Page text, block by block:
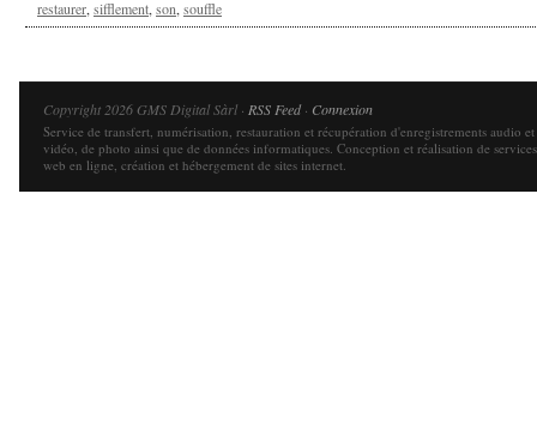
restaurer, sifflement, son, souffle
Copyright 2026 GMS Digital Sàrl · RSS Feed· Connexion
Service de transfert, numérisation, restauration et récupération d'enregistrements audio et
vidéo, de photo ainsi que de données informatiques. Conception et réalisation de services
web en ligne, création et hébergement de sites internet.